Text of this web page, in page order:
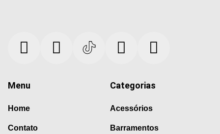
Menu
Home
Contato
Categorias
Acessórios
Barramentos